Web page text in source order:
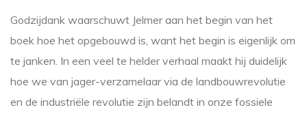
Godzijdank waarschuwt Jelmer aan het begin van het
boek hoe het opgebouwd is, want het begin is eigenlijk om
te janken. In een veel te helder verhaal maakt hij duidelijk
hoe we van jager-verzamelaar via de landbouwrevolutie
en de industriële revolutie zijn belandt in onze fossiele